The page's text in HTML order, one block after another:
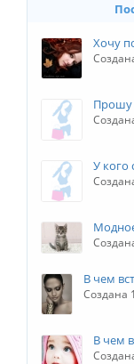
Хочу
Прошу
У кого
В чем
Создана
В чем